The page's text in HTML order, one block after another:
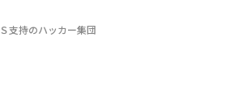
支持のハッカー集団